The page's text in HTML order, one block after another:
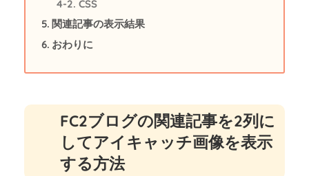
CSS
関連記事の表示結果
おわりに
FC2ブログの関連記事を2列に
してアイキャッチ画像を表示
する方法